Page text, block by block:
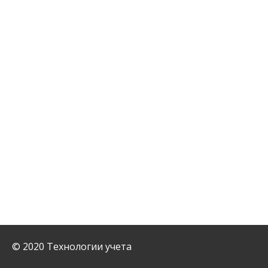
© 2020 Технологии учета